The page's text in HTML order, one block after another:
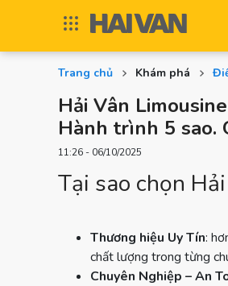
Trang chủ Khám phá
Hải Vân
Hành trình 5 sao.
11:26 - 06/10/2025
Tại sao chọn
Thương hiệu Uy Tín:
chất lượng trong từng
Chuyên Nghiệp – An